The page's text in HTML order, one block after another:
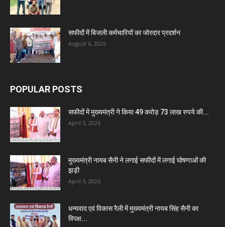
सफीदों में बिजली कर्मचारियों का जोरदार प्रदर्शन
August 6, 2026
POPULAR POSTS
सफीदों में मुख्यमंत्री ने किया 49 करोड़ 73 लाख रुपये की...
April 5, 2026
मुख्यमंत्री नायब सैनी ने लगाई सफीदों में लगाई घोषणाओं की
झड़ी
April 5, 2026
धन्यवाद एवं विकास रैली में मुख्यमंत्री नायब सिंह सैनी का
विपक्ष...